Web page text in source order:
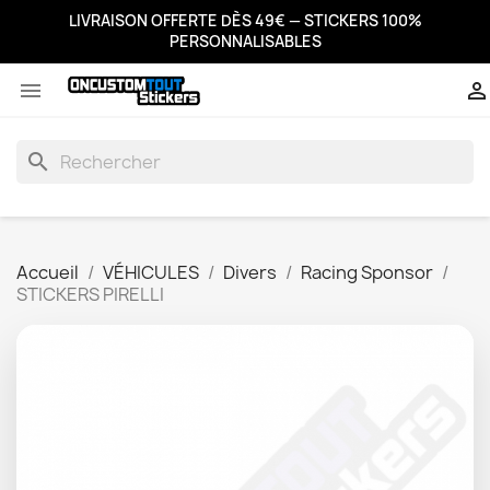
LIVRAISON OFFERTE DÈS 49€ — STICKERS 100%
PERSONNALISABLES
 
search
Accueil VÉHICULES Divers
Racing Sponsor
STICKERS PIRELLI